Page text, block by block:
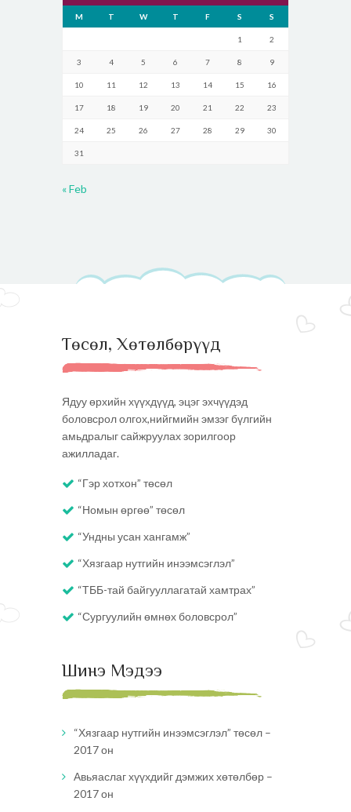
M T W T F S S
1 2
3 4 5 6 7 8 9
10 11 12 13 14 15 16
17 18 19 20 21 22 23
24 25 26 27 28 29 30
31
« Feb
Төсөл, Хөтөлбөрүүд
Ядуу өрхийн хүүхдүүд, эцэг эхчүүдэд
боловсрол олгох,нийгмийн эмзэг бүлгийн
амьдралыг сайжруулах зорилгоор
ажилладаг.
“Гэр хотхон” төсөл
“Номын өргөө” төсөл
“Ундны усан хангамж”
“Хязгаар нутгийн инээмсэглэл”
“ТББ-тай байгууллагатай хамтрах”
“Сургуулийн өмнөх боловсрол”
Шинэ Мэдээ
“Хязгаар нутгийн инээмсэглэл” төсөл –
2017 он
Авьяаслаг хүүхдийг дэмжих хөтөлбөр –
2017 он